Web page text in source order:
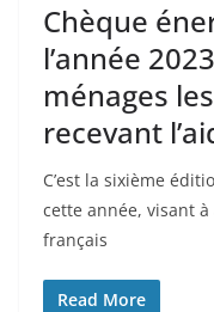
Chèque
l’année
ménages
recevant
C’est la sixième
cette année, visant
français
Read More